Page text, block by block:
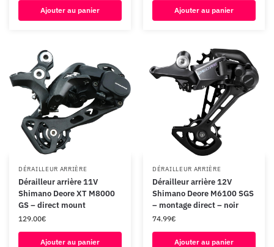
Ajouter au panier Ajouter au panier
DÉRAILLEUR ARRIÈRE
Dérailleur arrière 11V
Shimano Deore XT M8000
GS – direct mount
129.00€
Ajouter au panier
DÉRAILLEUR ARRIÈRE
Dérailleur arrière 12V
Shimano Deore M6100 SGS
– montage direct – noir
74.99€
Ajouter au panier